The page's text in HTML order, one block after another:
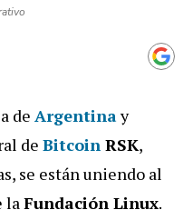
de Argentinay
de Bitcoin RSK,
se están uniendo al
laFundación Linux.